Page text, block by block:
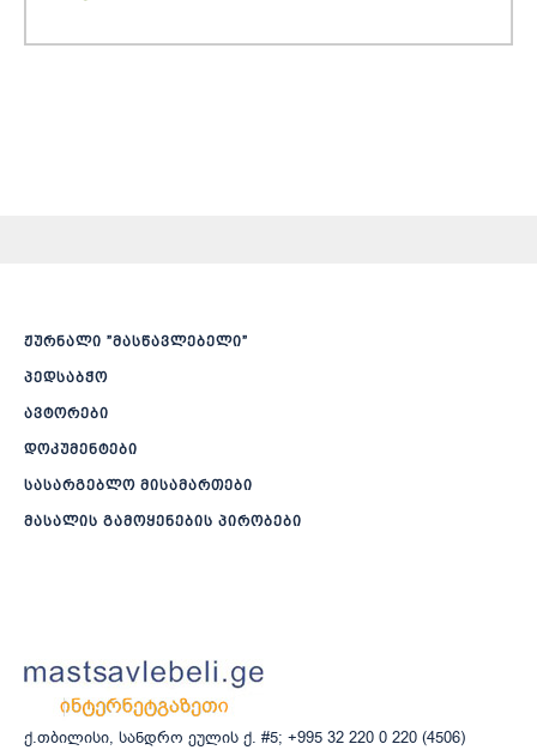
ჟურნალი ”მასწავლებელი”
პედსაბჭო
ავტორები
დოკუმენტები
სასარგებლო მისამართები
მასალის გამოყენების პირობები
ქ.თბილისი, სანდრო ეულის ქ. #5; +995 32 220 0 220 (4506)